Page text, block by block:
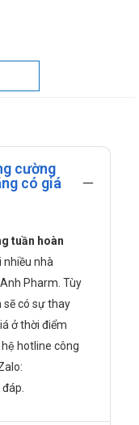
hoàn máu não.
triệu chứng hoa
loạn tiền đình.
mạch.
cường
có giá
tuần hoàn
nhiều nhà
Pharm. Tùy
có sự thay
ở thời điểm
hotline công